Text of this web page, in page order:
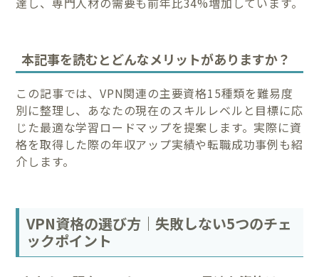
本記事を読むとどんなメリットがありますか？
この記事では、VPN関連の主要資格15種類を難易度
別に整理し、あなたの現在のスキルレベルと目標に応
じた最適な学習ロードマップを提案します。実際に資
格を取得した際の年収アップ実績や転職成功事例も紹
介します。
VPN資格の選び方｜失敗しない5つのチェ
ックポイント